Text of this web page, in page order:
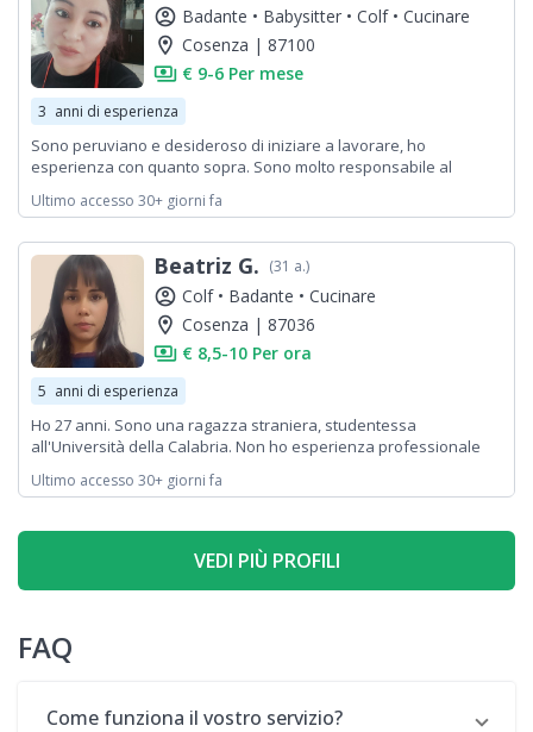
account_circle Badante • Babysitter • Colf • Cucinare
location_on Cosenza | 87100
payments € 9-6 Per mese
3 anni di esperienza
Sono peruviano e desideroso di iniziare a lavorare, ho
esperienza con quanto sopra. Sono molto responsabile al
piccoli. Ho esperienza anche con gli anziani. Mi piace mettere
Ultimo accesso 30+ giorni fa
Beatriz G. (31 a.)
account_circle Colf • Badante • Cucinare
location_on Cosenza | 87036
payments € 8,5-10 Per ora
5 anni di esperienza
Ho 27 anni. Sono una ragazza straniera, studentessa
all'Università della Calabria. Non ho esperienza professionale
i vestiti, organizzare, prendermi cura dei bambini e degli animali
domestica, oltre che fare la spesa. Faccio anche vestiti e
complementi all'uncinetto. Sono una persona molto organizzata,
rispettosa e molto impegnata in tutto ciò che faccio.
Ultimo accesso 30+ giorni fa
VEDI PIÙ PROFILI
FAQ
Come funziona il vostro servizio?